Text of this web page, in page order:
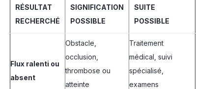
RÉSULTAT
RECHERCHÉ
SIGNIFICATION
POSSIBLE
SUITE
POSSIBLE
Flux ralenti ou
absent
Obstacle,
occlusion,
thrombose ou
atteinte
Traitement
médical, suivi
spécialisé,
examens